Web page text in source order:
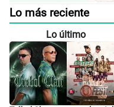
Lo más reciente
Lo último